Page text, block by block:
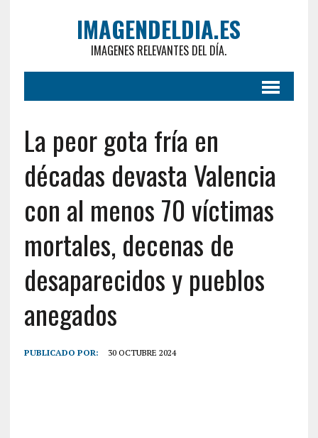
IMAGENDELDIA.ES
IMAGENES RELEVANTES DEL DÍA.
La peor gota fría en
décadas devasta Valencia
con al menos 70 víctimas
mortales, decenas de
desaparecidos y pueblos
anegados
PUBLICADO POR: 30 OCTUBRE 2024